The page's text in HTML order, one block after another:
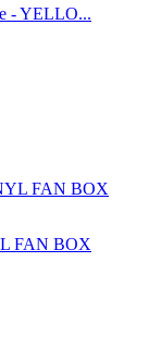
- YELLO...
FAN BOX